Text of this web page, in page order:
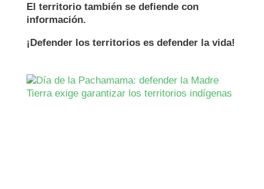
El territorio también se defiende con
información.
¡Defender los territorios es defender la vida!